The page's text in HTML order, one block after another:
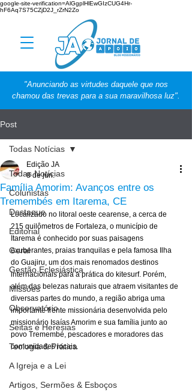
google-site-verification=AlGgplHlEwGIzCUG4Hr-
hF6Aq7S75CZjD2J_rZrN2Zo
"Anunciando as virtudes daquele que nos
chamou das trevas para a sua maravilhosa luz".
Post
Todas Notícias
Colunistas
Destaque
Editorial
Geral
Gestão Eclesiástica
Missões
Observatório
Seitas e Heresias
Teologia & Prática
A Igreja e a Lei
Artigos, Sermões & Esboços
Todas Notícias
Família Amorim: Avanços entre os
Tremembés em Itarema, CE
Edição JA
8 de jun.
Localizado no litoral oeste cearense, a cerca de
215 quilômetros de Fortaleza, o município de
Itarema é conhecido por suas paisagens
exuberantes, praias tranquilas e pela famosa Ilha
do Guajiru, um dos mais renomados destinos
internacionais para a prática do kitesurf. Porém,
além das belezas naturais que atraem visitantes de
diversas partes do mundo, a região abriga uma
importante frente missionária desenvolvida pelo
missionário Isaías Amorim e sua família junto ao
povo Tremembé, pescadores e moradores das
comunidades locais.